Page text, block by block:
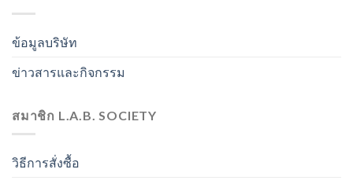
ข้อมูลบริษัท
ข่าวสารและกิจกรรม
สมาชิก L.A.B. SOCIETY
วิธีการสั่งซื้อ